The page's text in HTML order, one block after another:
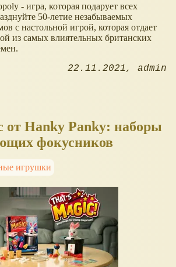
- игра, которая подарует всех
50-летие незабываемых
с настольной игрой, которая отдает
из самых влиятельных британских
22.11.2021 admin
от Hanky Panky: наборы
фокусников
игрушки